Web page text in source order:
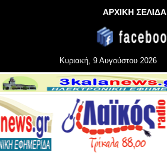
ΑΡΧΙΚΗ ΣΕΛΙΔΑ
Κυριακή, 9 Αυγούστου 2026